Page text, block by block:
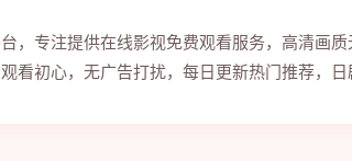
，专注提供在线影视免费观看服务，高清画
看初心，无广告打扰，每日更新热门推荐，